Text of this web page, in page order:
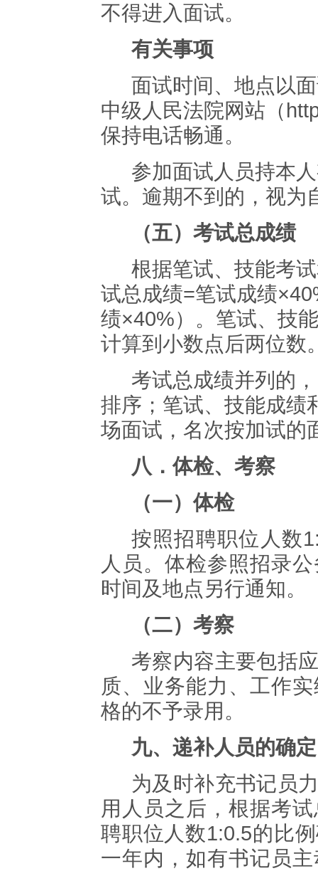
不得进入面试。
有关事项
面试时间、地点以
中级人民法院网站（
保持电话畅通。
参加面试人员持本
试。逾期不到的，视为
（五）考试总成绩
根据笔试、技能考
试总成绩=笔试成绩
绩×40%）。笔试、技
计算到小数点后两位数
考试总成绩并列的
排序；笔试、技能成绩
场面试，名次按加试的
八．体检、考察
（一）体检
按照招聘职位人数
人员 。体检参照招录
时间及地点另行通知。
（二）考察
考察内容主要包括
质、业务能力、工作
格的不予录用。
九、 递补人员的确定
为及时补充书记员
用人员之后，根据考
聘职位人数1:0.5的比
一年内，如有书记员